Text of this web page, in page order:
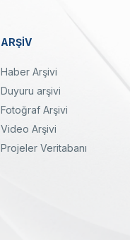
ARŞİV
Haber Arşivi
Duyuru arşivi
Fotoğraf Arşivi
Video Arşivi
Projeler Veritabanı